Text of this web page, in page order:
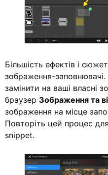
Більшість ефектів і
зображення-заповнювачі.
замінити на ваші власні
браузер Зображення та
зображення на місце
Повторіть цей процес
snippet.